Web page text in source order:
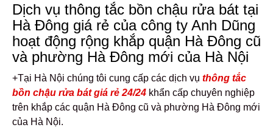
Dịch vụ thông tắc bồn chậu rửa bát tại
Hà Đông giá rẻ của công ty Anh Dũng
hoạt động rộng khắp quận Hà Đông cũ
và phường Hà Đông mới của Hà Nội
+Tại Hà Nội chúng tôi cung cấp các dịch vụ thông tắc
bồn chậu rửa bát giá rẻ 24/24 khẩn cấp chuyên nghiệp
trên khắp các quận Hà Đông cũ và phường Hà Đông mới
của Hà Nội.